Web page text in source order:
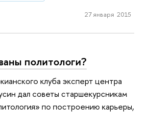
27 января 2015
политологи?
клуба эксперт центра
дал советы старшекурсникам
по построению карьеры,